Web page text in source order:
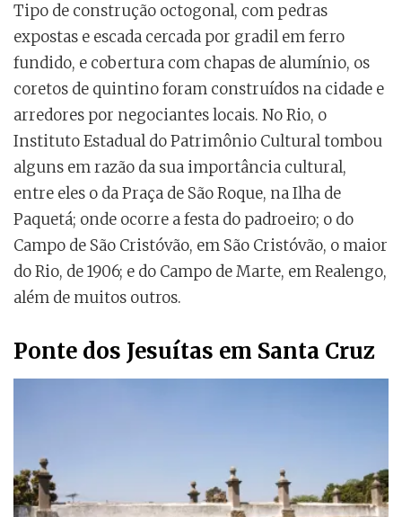
Tipo de construção octogonal, com pedras
expostas e escada cercada por gradil em ferro
fundido, e cobertura com chapas de alumínio, os
coretos de quintino foram construídos na cidade e
arredores por negociantes locais. No Rio, o
Instituto Estadual do Patrimônio Cultural tombou
alguns em razão da sua importância cultural,
entre eles o da Praça de São Roque, na Ilha de
Paquetá; onde ocorre a festa do padroeiro; o do
Campo de São Cristóvão, em São Cristóvão, o maior
do Rio, de 1906; e do Campo de Marte, em Realengo,
além de muitos outros.
Ponte dos Jesuítas em Santa Cruz